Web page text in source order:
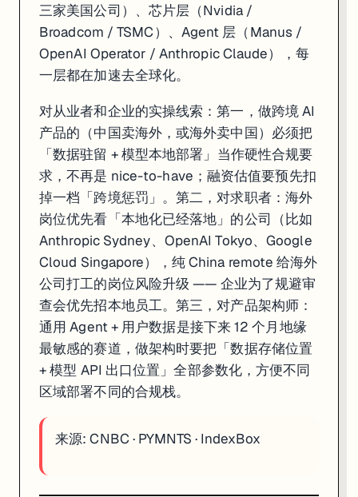
三家美国公司）、芯片层（Nvidia /
Broadcom / TSMC）、Agent 层（Manus /
OpenAI Operator / Anthropic Claude），每
一层都在加速去全球化。
对从业者和企业的实操线索：第一，做跨境 AI
产品的（中国卖海外，或海外卖中国）必须把
「数据驻留 + 模型本地部署」当作硬性合规要
求，不再是 nice-to-have；融资估值要预先扣
掉一档「跨境惩罚」。第二，对求职者：海外
岗位优先看「本地化已经落地」的公司（比如
Anthropic Sydney、OpenAI Tokyo、Google
Cloud Singapore），纯 China remote 给海外
公司打工的岗位风险升级 —— 企业为了规避审
查会优先招本地员工。第三，对产品架构师：
通用 Agent + 用户数据是接下来 12 个月地缘
最敏感的赛道，做架构时要把「数据存储位置
+ 模型 API 出口位置」全部参数化，方便不同
区域部署不同的合规栈。
来源:CNBC · PYMNTS · IndexBox